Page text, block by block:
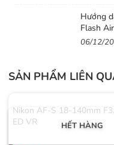
Hướng
Flash Air
06/12/
SẢN PHẨM LIÊN
HẾT HÀNG
Nikon AF-S 18-140mm
ED VR